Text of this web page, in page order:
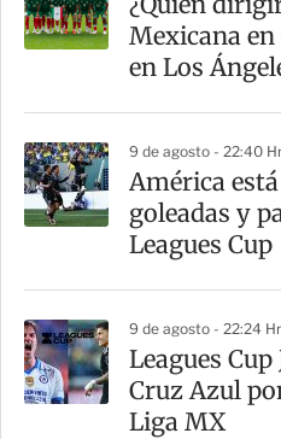
r
t
Mexicana
en Los
9 de agosto - 22:40
América
goleadas y
Leagues Cup
9 de agosto - 22:24
Leagues
Cruz Azul
Liga MX